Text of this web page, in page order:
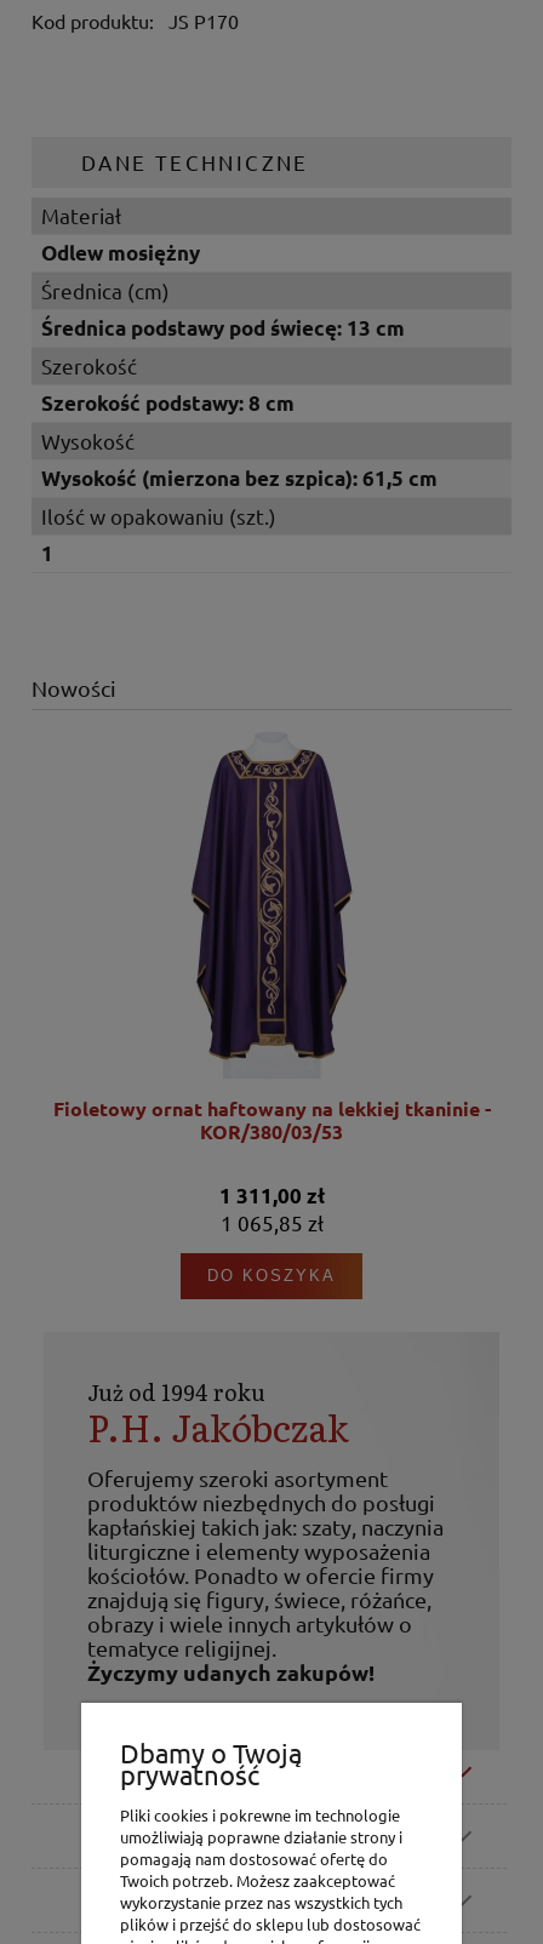
Kod produktu: JS P170
DANE TECHNICZNE
Materiał
Odlew mosiężny
Średnica (cm)
Średnica podstawy pod świecę: 13 cm
Szerokość
Szerokość podstawy: 8 cm
Wysokość
Wysokość (mierzona bez szpica): 61,5 cm
Ilość w opakowaniu (szt.)
1
Nowości
Fioletowy ornat haftowany na lekkiej tkaninie -
KOR/380/03/53
1 311,00 zł
1 065,85 zł
DO KOSZYKA
Już od 1994 roku
P.H. Jakóbczak
Oferujemy szeroki asortyment
produktów niezbędnych do posługi
kapłańskiej takich jak: szaty, naczynia
liturgiczne i elementy wyposażenia
kościołów. Ponadto w ofercie firmy
znajdują się figury, świece, różańce,
obrazy i wiele innych artykułów o
tematyce religijnej.
Życzymy udanych zakupów!
Moje konto
Zamówienia
Pomoc
Dbamy o Twoją
prywatność
Pliki cookies i pokrewne im technologie
umożliwiają poprawne działanie strony i
pomagają nam dostosować ofertę do
Twoich potrzeb. Możesz zaakceptować
wykorzystanie przez nas wszystkich tych
plików i przejść do sklepu lub dostosować